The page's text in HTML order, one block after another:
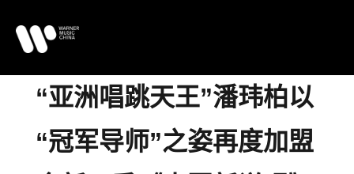
“亚洲唱跳天王”潘玮柏以
“冠军导师”之姿再度加盟